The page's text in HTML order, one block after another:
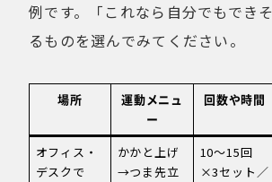
例です。「これなら自分でもでき
るものを選んでみてください。
場所
運動メニュ
ー
回数や時間
オフィス・
デスクで
かかと上げ
→つま先立
10〜15回
×3セット／